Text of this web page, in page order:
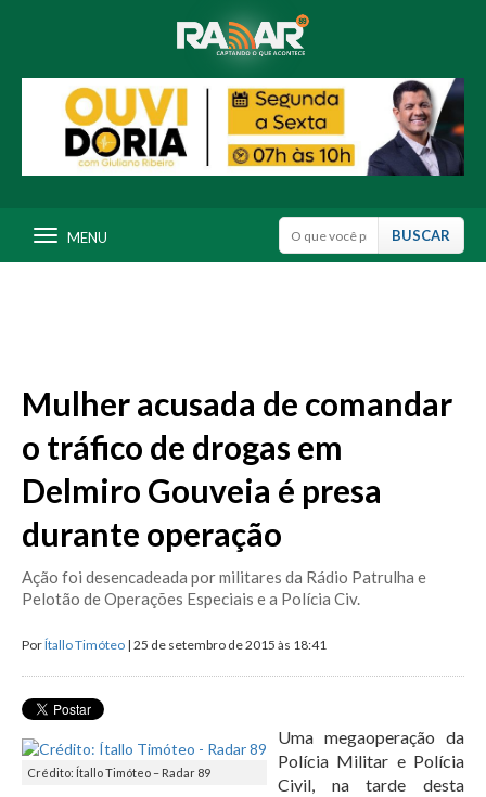
MENU
Mulher acusada de comandar
o tráfico de drogas em
Delmiro Gouveia é presa
durante operação
Ação foi desencadeada por militares da Rádio Patrulha e
Pelotão de Operações Especiais e a Polícia Civ.
PorÍtallo Timóteo | 25 de setembro de 2015 às 18:41
Crédito: Ítallo Timóteo – Radar 89
Uma megaoperação da
Polícia Militar e Polícia
Civil, na tarde desta